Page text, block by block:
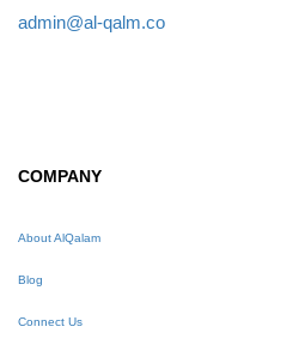
admin@al-qalm.co
COMPANY
About AlQalam
Blog
Connect Us